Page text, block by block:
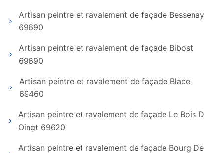
Artisan peintre et ravalement de façade Bessenay
69690
Artisan peintre et ravalement de façade Bibost
69690
Artisan peintre et ravalement de façade Blace
69460
Artisan peintre et ravalement de façade Le Bois D
Oingt 69620
Artisan peintre et ravalement de façade Bourg De